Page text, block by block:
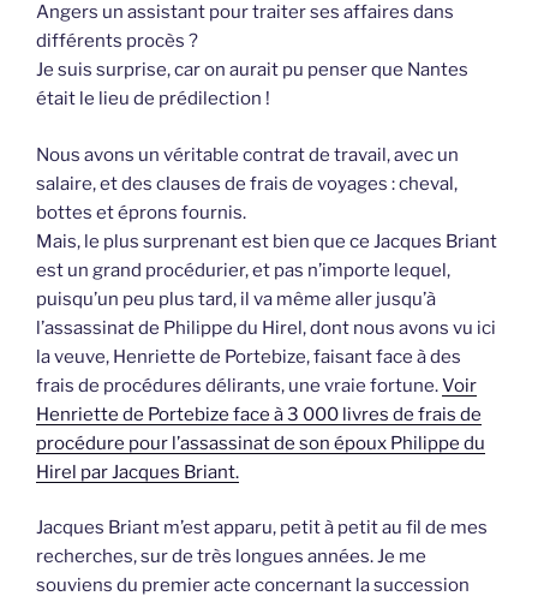
Angers un assistant pour traiter ses affaires dans
différents procès ?
Je suis surprise, car on aurait pu penser que Nantes
était le lieu de prédilection !
Nous avons un véritable contrat de travail, avec un
salaire, et des clauses de frais de voyages : cheval,
bottes et éprons fournis.
Mais, le plus surprenant est bien que ce Jacques Briant
est un grand procédurier, et pas n’importe lequel,
puisqu’un peu plus tard, il va même aller jusqu’à
l’assassinat de Philippe du Hirel, dont nous avons vu ici
la veuve, Henriette de Portebize, faisant face à des
frais de procédures délirants, une vraie fortune.Voir
Henriette de Portebize face à 3 000 livres de frais de
procédure pour l’assassinat de son époux Philippe du
Hirel par Jacques Briant.
Jacques Briant m’est apparu, petit à petit au fil de mes
recherches, sur de très longues années. Je me
souviens du premier acte concernant la succession